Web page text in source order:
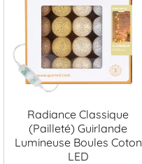
Radiance Classique
(pailleté) Guirlande
Lumineuse Boules Coton
LED